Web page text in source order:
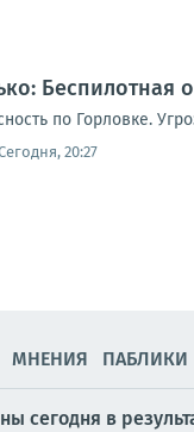
Беспилотная
по Горловке.
20:27
МНЕНИЯ ПАБЛИКИ
сегодня в